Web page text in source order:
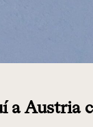
a Austria